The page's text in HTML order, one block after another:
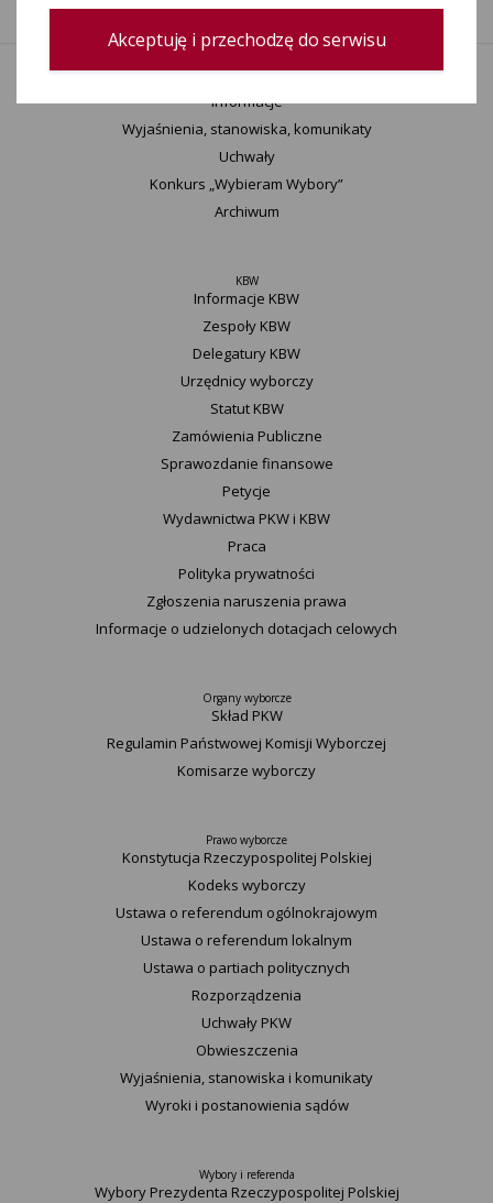
Informacje
Wyjaśnienia, stanowiska, komunikaty
Uchwały
Konkurs „Wybieram Wybory”
Archiwum
KBW
Informacje KBW
Zespoły KBW
Delegatury ​KBW
Urzędnicy wyborczy
Statut K​BW
Zamówienia Publiczne
Sprawozdanie finansowe
Petycje
Wydawnictwa PKW i KBW
Praca
Polityka prywatności
Zgłoszenia naruszenia prawa
Informacje o udzielonych dotacjach celowych
Organy wyborcze
Skład PKW
Regulamin Państwowej Komisji Wyborczej
Komisarze wyborczy
Prawo wyborcze
Konstytucja Rzeczypospolitej Polskiej​
Kodeks wyborczy
Ustawa o referendum ogólnokrajowym
Ustawa o referendum lokalnym
Ustawa o partiach politycznych
Rozporządzenia
Uchwały PKW
Obwieszczenia
Wyjaśnienia, stanowiska i komunikaty
Wyroki i postanowienia sądów
Wybory i referenda
Wybory Prezydenta Rzeczypospolitej Polskiej
Akceptuję i przechodzę do serwisu